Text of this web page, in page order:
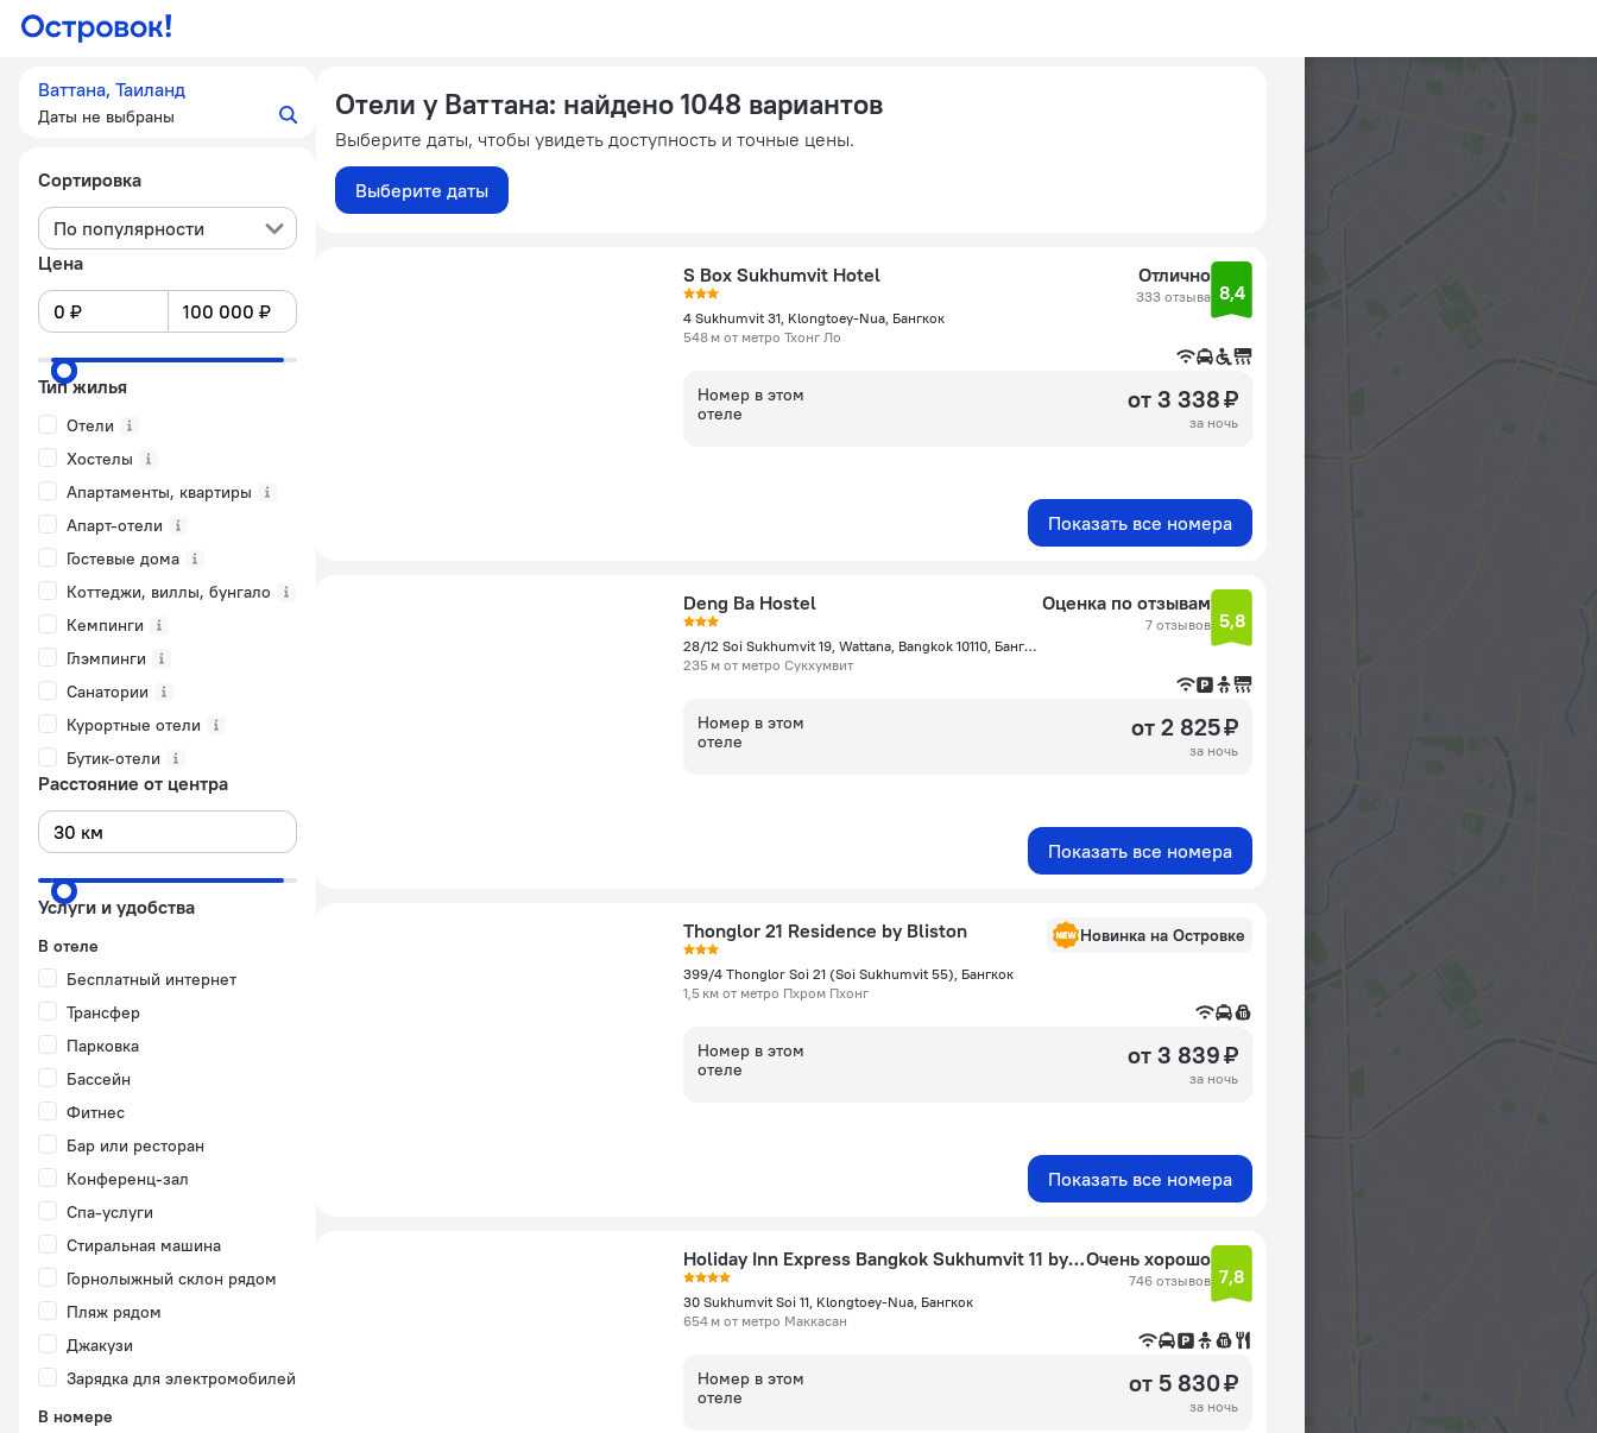
Ваттана, Таиланд
Даты не выбраны
Сортировка
По популярности
Цена
Тип жилья
Отели
Хостелы
Апартаменты, квартиры
Апарт-отели
Гостевые дома
Коттеджи, виллы, бунгало
Кемпинги
Глэмпинги
Санатории
Курортные отели
Бутик-отели
Расстояние от центра
Услуги и удобства
В отеле
Бесплатный интернет
Трансфер
Парковка
Бассейн
Фитнес
Бар или ресторан
Конференц-зал
Спа-услуги
Стиральная машина
Горнолыжный склон рядом
Пляж рядом
Джакузи
Зарядка для электромобилей
В номере
Отели у Ваттана: найдено 1048 вариантов
Выберите даты, чтобы увидеть доступность и точные цены.
Выберите даты
S Box Sukhumvit Hotel
4 Sukhumvit 31, Klongtoey-Nua, Бангкок
548 м от метро Тхонг Ло
Отлично
333 отзыва 8,4
Номер в этом
отеле
от 3 338 ₽
за ночь
Показать все номера
Deng Ba Hostel
28/12 Soi Sukhumvit 19, Wattana, Bangkok 10110, Бангкок
235 м от метро Сукхумвит
Оценка по отзывам
7 отзывов 5,8
Номер в этом
отеле
от 2 825 ₽
за ночь
Показать все номера
Thonglor 21 Residence by Bliston
399/4 Thonglor Soi 21 (Soi Sukhumvit 55), Бангкок
1,5 км от метро Пхром Пхонг
Новинка на Островке
Номер в этом
отеле
от 3 839 ₽
за ночь
Показать все номера
Holiday Inn Express Bangkok Sukhumvit 11 by IHG
30 Sukhumvit Soi 11, Klongtoey-Nua, Бангкок
654 м от метро Маккасан
Очень хорошо
746 отзывов 7,8
Номер в этом
отеле
от 5 830 ₽
за ночь